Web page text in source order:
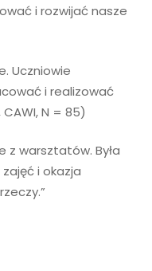
i rozwijać nasze
Uczniowie
i realizować
N = 85)
z warsztatów. Była
i okazja